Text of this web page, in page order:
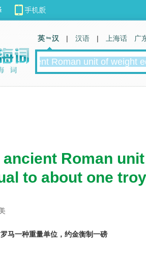
ancient Roman
to about one
马一种重量单位，约金衡制一磅
英 汉 | 汉语 | 上海话 广